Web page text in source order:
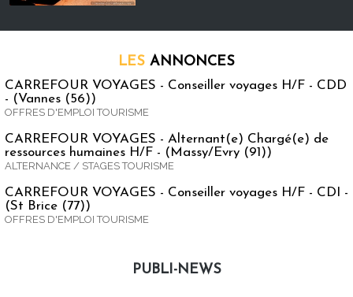
LES ANNONCES
CARREFOUR VOYAGES - Conseiller voyages H/F - CDD
- (Vannes (56))
OFFRES D'EMPLOI TOURISME
CARREFOUR VOYAGES - Alternant(e) Chargé(e) de
ressources humaines H/F - (Massy/Evry (91))
ALTERNANCE / STAGES TOURISME
CARREFOUR VOYAGES - Conseiller voyages H/F - CDI -
(St Brice (77))
OFFRES D'EMPLOI TOURISME
PUBLI-NEWS